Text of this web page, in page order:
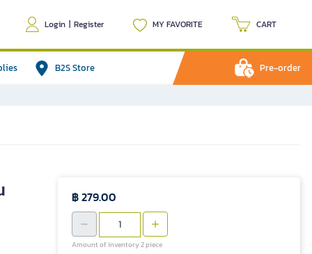
Login | Register MY FAVORITE CART
B2S Store Pre-order
฿ 279.00
Amount of inventory 2 piece